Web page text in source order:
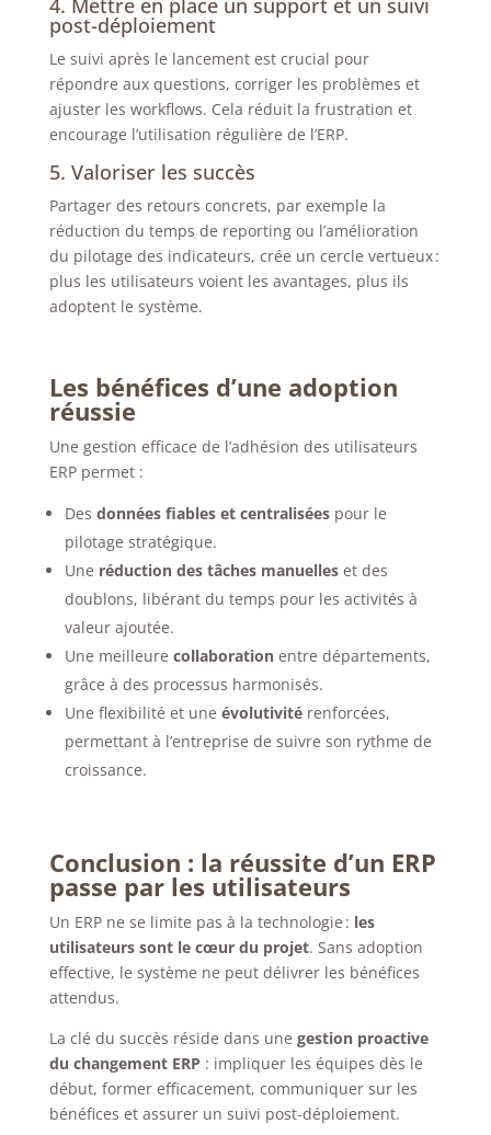
4. Mettre en place un support et un suivi
post-déploiement
Le suivi après le lancement est crucial pour
répondre aux questions, corriger les problèmes et
ajuster les workflows. Cela réduit la frustration et
encourage l’utilisation régulière de l’ERP.
5. Valoriser les succès
Partager des retours concrets, par exemple la
réduction du temps de reporting ou l’amélioration
du pilotage des indicateurs, crée un cercle vertueux :
plus les utilisateurs voient les avantages, plus ils
adoptent le système.
Les bénéfices d’une adoption
réussie
Une gestion efficace de l’adhésion des utilisateurs
ERP permet :
Des données fiables et centraliséespour le
pilotage stratégique.
Une réduction des tâches manuelleset des
doublons, libérant du temps pour les activités à
valeur ajoutée.
Une meilleure collaborationentre départements,
grâce à des processus harmonisés.
Une flexibilité et une évolutivitérenforcées,
permettant à l’entreprise de suivre son rythme de
croissance.
Conclusion : la réussite d’un ERP
passe par les utilisateurs
Un ERP ne se limite pas à la technologie : les
utilisateurs sont le cœur du projet. Sans adoption
effective, le système ne peut délivrer les bénéfices
attendus.
La clé du succès réside dans une gestion proactive
du changement ERP : impliquer les équipes dès le
début, former efficacement, communiquer sur les
bénéfices et assurer un suivi post-déploiement.